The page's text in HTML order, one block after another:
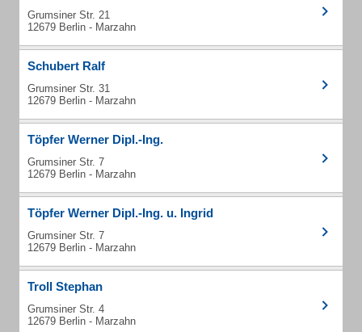
Grumsiner Str. 21
12679 Berlin - Marzahn
Schubert Ralf
Grumsiner Str. 31
12679 Berlin - Marzahn
Töpfer Werner Dipl.-Ing.
Grumsiner Str. 7
12679 Berlin - Marzahn
Töpfer Werner Dipl.-Ing. u. Ingrid
Grumsiner Str. 7
12679 Berlin - Marzahn
Troll Stephan
Grumsiner Str. 4
12679 Berlin - Marzahn